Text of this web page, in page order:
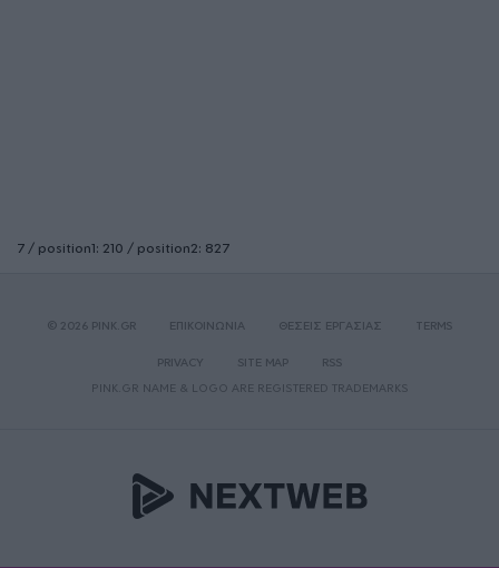
7 / position1: 210 / position2: 827
© 2026 PINK.GR ΕΠΙΚΟΙΝΩΝΙΑ ΘΕΣΕΙΣ ΕΡΓΑΣΙΑΣ TERMS
PRIVACY SITE MAP
RSS
PINK.GR NAME & LOGO ARE REGISTERED TRADEMARKS